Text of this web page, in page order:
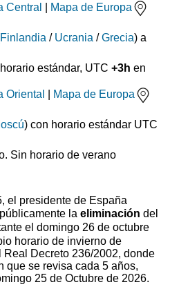
Central Mapa de Europa
Finlandia / Ucrania /Grecia) a
estándar, UTC +3h en
Oriental Mapa de Europa
) con horario estándar UTC
Sin horario de verano
el presidente de España
públicamente la eliminación del
el domingo 26 de octubre
horario de invierno de
Decreto 236/2002, donde
que se revisa cada 5 años,
25 de Octubre de 2026.